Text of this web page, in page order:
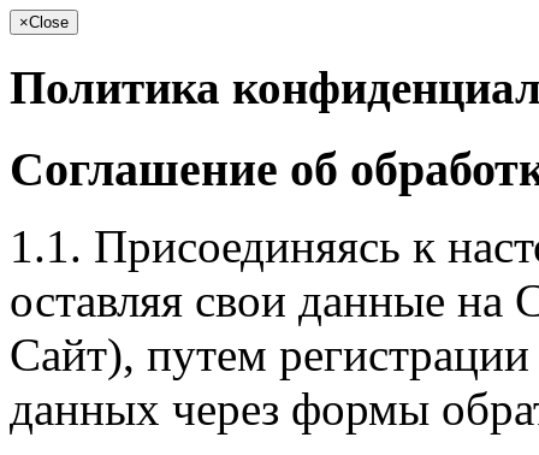
×Close
Политика
Соглашение об
1.1. Присоединяясь к
оставляя свои данные на
Сайт), путем
данных через формы